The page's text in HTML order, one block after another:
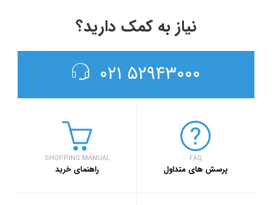
نیاز به کمک دارید؟
۵۲۹۴۳۰۰۰ ۰۲۱
SHOPPING MANUAL
راهنمای خرید
FAQ
پرسش های متداول